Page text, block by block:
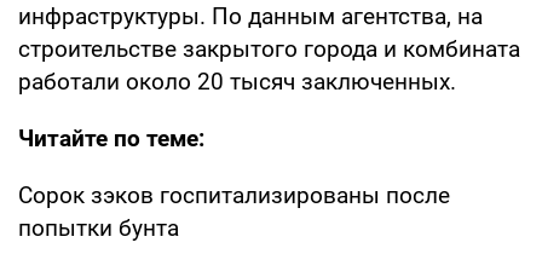
инфраструктуры. По данным агентства, на
строительстве закрытого города и комбината
работали около 20 тысяч заключенных.
Читайте по теме:
Сорок зэков госпитализированы после
попытки бунта